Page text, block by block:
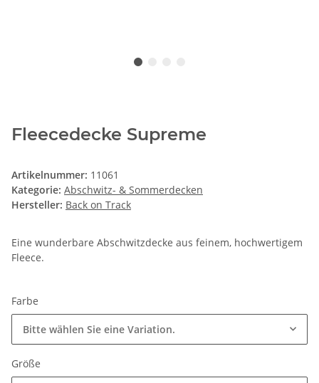
Fleecedecke Supreme
Artikelnummer: 11061
Kategorie: Abschwitz- & Sommerdecken
Hersteller: Back on Track
Eine wunderbare Abschwitzdecke aus feinem, hochwertigem
Fleece.
Farbe
Bitte wählen Sie eine Variation.
Größe